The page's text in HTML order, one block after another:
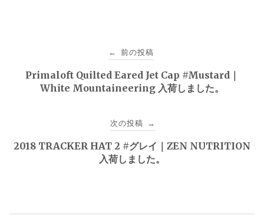
ゲ
← 前の投稿
Primaloft Quilted Eared Jet Cap #Mustard｜
White Mountaineering 入荷しました。
次の投稿 →
2018 TRACKER HAT 2 #グレイ｜ZEN NUTRITION
入荷しました。